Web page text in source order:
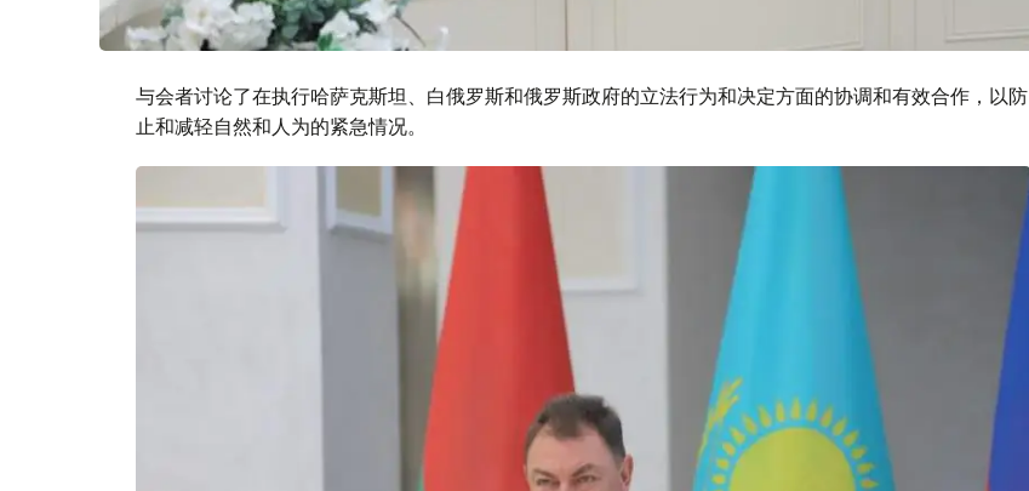
与会者讨论了在执行哈萨克斯坦、白俄罗斯和俄罗斯政府的立法行为和决定方面的协调和有效合作，以防
止和减轻自然和人为的紧急情况。